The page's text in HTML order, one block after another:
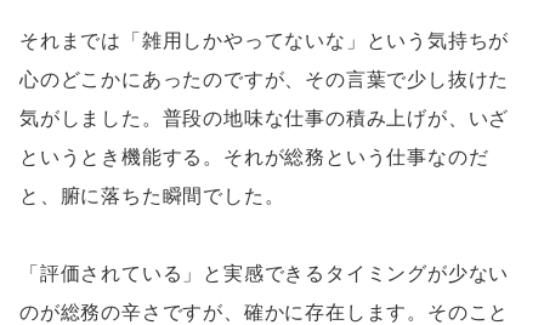
それまでは「雑用しかやってないな」という気持ちが
心のどこかにあったのですが、その言葉で少し抜けた
気がしました。普段の地味な仕事の積み上げが、いざ
というとき機能する。それが総務という仕事なのだ
と、腑に落ちた瞬間でした。
「評価されている」と実感できるタイミングが少ない
のが総務の辛さですが、確かに存在します。そのこと